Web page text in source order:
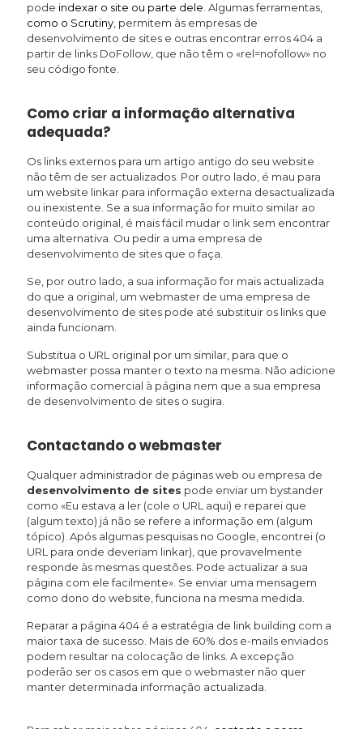
pode indexar o site ou parte dele . Algumas ferramentas,
como o Scrutiny , permitem às empresas de
desenvolvimento de sites e outras encontrar erros 404 a
partir de links DoFollow, que não têm o «rel=nofollow» no
seu código fonte.
Como criar a informação alternativa
adequada?
Os links externos para um artigo antigo do seu website
não têm de ser actualizados. Por outro lado, é mau para
um website linkar para informação externa desactualizada
ou inexistente. Se a sua informação for muito similar ao
conteúdo original, é mais fácil mudar o link sem encontrar
uma alternativa. Ou pedir a uma empresa de
desenvolvimento de sites que o faça.
Se, por outro lado, a sua informação for mais actualizada
do que a original, um webmaster de uma empresa de
desenvolvimento de sites pode até substituir os links que
ainda funcionam.
Substitua o URL original por um similar, para que o
webmaster possa manter o texto na mesma. Não adicione
informação comercial à página nem que a sua empresa
de desenvolvimento de sites o sugira.
Contactando o webmaster
Qualquer administrador de páginas web ou empresa de
desenvolvimento de sites pode enviar um bystander
como «Eu estava a ler (cole o URL aqui) e reparei que
(algum texto) já não se refere a informação em (algum
tópico). Após algumas pesquisas no Google, encontrei (o
URL para onde deveriam linkar), que provavelmente
responde às mesmas questões. Pode actualizar a sua
página com ele facilmente». Se enviar uma mensagem
como dono do website, funciona na mesma medida.
Reparar a página 404 é a estratégia de link building com a
maior taxa de sucesso. Mais de 60% dos e-mails enviados
podem resultar na colocação de links. A excepção
poderão ser os casos em que o webmaster não quer
manter determinada informação actualizada.